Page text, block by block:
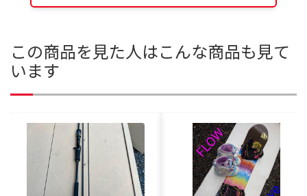
この商品を見た人はこんな商品も見て
います